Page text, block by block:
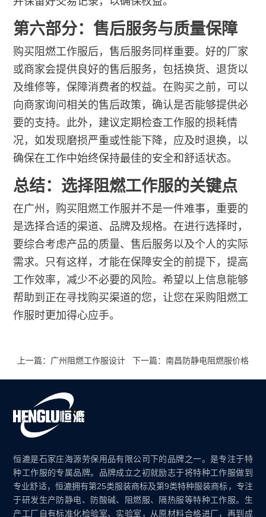
第六部分：售后服务与质量保障
购买阻燃工作服后，售后服务同样重要。好的厂家
或商家会提供良好的售后服务，包括换货、退货以
及维修等，保障消费者的权益。在购买之前，可以
向商家询问相关的售后政策，确认是否能够提供必
要的支持。此外，建议定期检查工作服的损耗情
况，如发现磨损严重或性能下降，应及时退换，以
确保在工作中始终保持最佳的安全和舒适状态。
总结：选择阻燃工作服的关键点
在广州，购买阻燃工作服并不是一件难事，重要的
是选择合适的渠道、品牌及规格。在进行选择时，
要综合考虑产品的质量、售后服务以及个人的实际
需求。只有这样，才能在保障安全的前提下，提高
工作效率，减少不必要的风险。希望以上信息能够
帮助到正在寻找购买渠道的您，让您在采购阻燃工
作服时更加得心应手。
上一篇：广州阻燃工作服设计 下一篇：南昌防静电阻燃服价格
恒漉是石家庄海源劳保用品有限公司下的品牌之一。是专注于特
种工作服的专属品牌。品牌成立之初就励志于将特种工作服做到
专业舒适，恒漉拥有第25类服装商标及第9类特种服装商标，专注
于研发生产防静电、防酸碱、阻燃服、隔热服等特种工作服。生
产工厂自有标准化检验室、实验室，从原材料合格进厂，再到成